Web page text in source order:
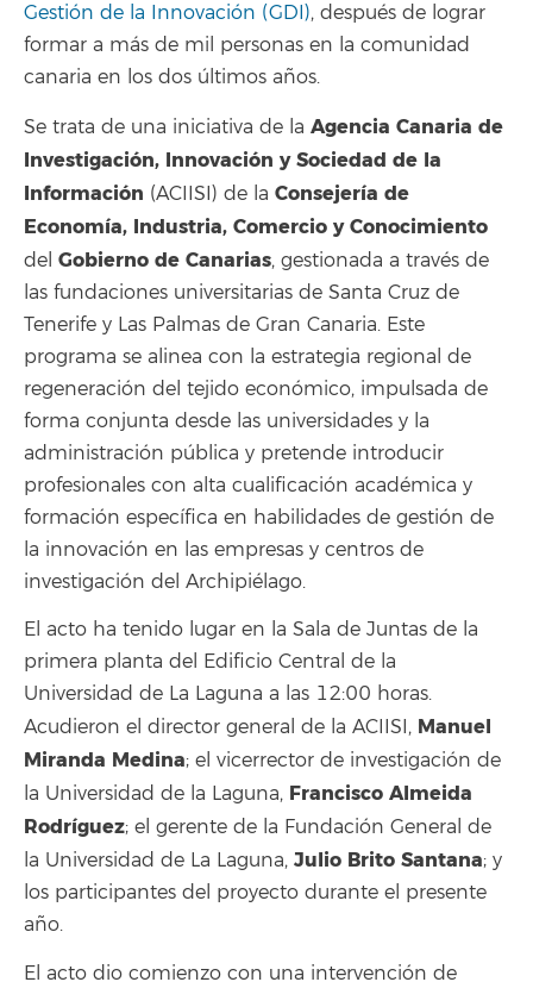
Gestión de la Innovación (GDI), después de lograr
formar a más de mil personas en la comunidad
canaria en los dos últimos años.
Se trata de una iniciativa de la Agencia Canaria de
Investigación, Innovación y Sociedad de la
Información (ACIISI) de la Consejería de
Economía, Industria, Comercio y Conocimiento
del Gobierno de Canarias, gestionada a través de
las fundaciones universitarias de Santa Cruz de
Tenerife y Las Palmas de Gran Canaria. Este
programa se alinea con la estrategia regional de
regeneración del tejido económico, impulsada de
forma conjunta desde las universidades y la
administración pública y pretende introducir
profesionales con alta cualificación académica y
formación específica en habilidades de gestión de
la innovación en las empresas y centros de
investigación del Archipiélago.
El acto ha tenido lugar en la Sala de Juntas de la
primera planta del Edificio Central de la
Universidad de La Laguna a las 12:00 horas.
Acudieron el director general de la ACIISI, Manuel
Miranda Medina; el vicerrector de investigación de
la Universidad de la Laguna, Francisco Almeida
Rodríguez; el gerente de la Fundación General de
la Universidad de La Laguna, Julio Brito Santana; y
los participantes del proyecto durante el presente
año.
El acto dio comienzo con una intervención de